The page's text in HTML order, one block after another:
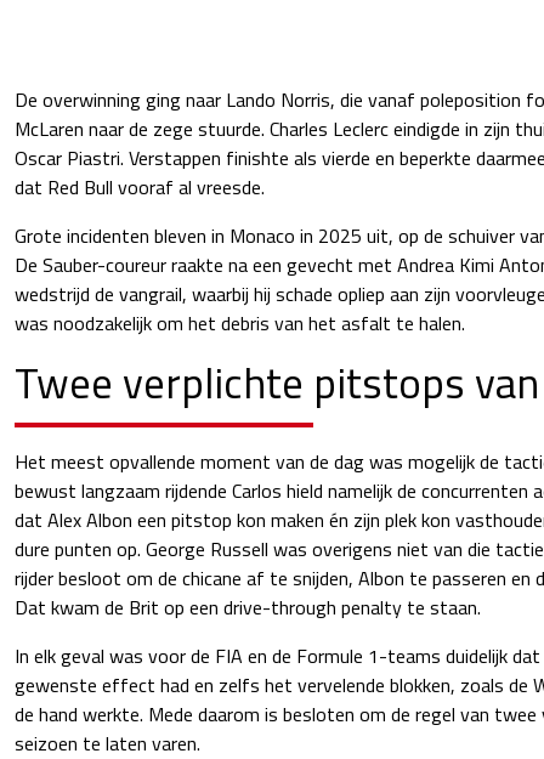
De overwinning ging naar Lando Norris, die vanaf poleposition
McLaren naar de zege stuurde. Charles Leclerc eindigde in zijn
Oscar Piastri. Verstappen finishte als vierde en beperkte
dat Red Bull vooraf al vreesde.
Grote incidenten bleven in Monaco in 2025 uit, op de schuiver
De Sauber-coureur raakte na een gevecht met Andrea Kimi
wedstrijd de vangrail, waarbij hij schade opliep aan zijn
was noodzakelijk om het debris van het asfalt te halen.
Twee verplichte pitstops
Het meest opvallende moment van de dag was mogelijk de
bewust langzaam rijdende Carlos hield namelijk de concurrenten
dat Alex Albon een pitstop kon maken én zijn plek kon
dure punten op. George Russell was overigens niet van die
rijder besloot om de chicane af te snijden, Albon te passeren en
Dat kwam de Brit op een drive-through penalty te staan.
In elk geval was voor de FIA en de Formule 1-teams duidelijk
gewenste effect had en zelfs het vervelende blokken, zoals de
de hand werkte. Mede daarom is besloten om de regel van
seizoen te laten varen.